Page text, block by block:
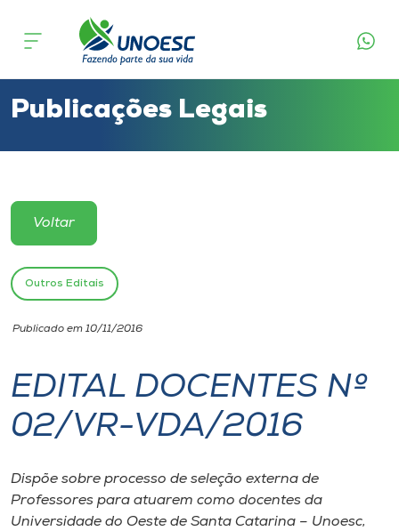
Cursos
Atendimento ao Estudante
Portal de Ensino
Unoesc
Internacionalização
I.nova
Diplomados
Publicações Legais
Voltar
Outros Editais
Publicado em 10/11/2016
EDITAL DOCENTES Nº
02/VR-VDA/2016
Dispõe sobre processo de seleção externa de
Professores para atuarem como docentes da
Universidade do Oeste de Santa Catarina – Unoesc,